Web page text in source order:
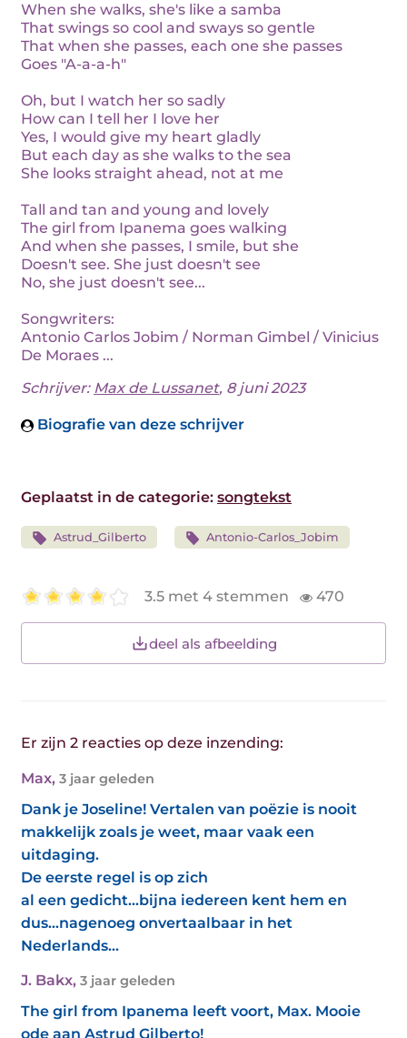
When she walks, she's like a samba
That swings so cool and sways so gentle
That when she passes, each one she passes
Goes "A-a-a-h"
Oh, but I watch her so sadly
How can I tell her I love her
Yes, I would give my heart gladly
But each day as she walks to the sea
She looks straight ahead, not at me
Tall and tan and young and lovely
The girl from Ipanema goes walking
And when she passes, I smile, but she
Doesn't see. She just doesn't see
No, she just doesn't see...
Songwriters:
Antonio Carlos Jobim / Norman Gimbel / Vinicius
De Moraes ...
Schrijver: Max de Lussanet, 8 juni 2023
Biografie van deze schrijver
Geplaatst in de categorie: songtekst
Astrud_Gilberto Antonio-Carlos_Jobim
3.5 met 4 stemmen 470
deel als afbeelding
Er zijn 2 reacties op deze inzending:
Max, 3 jaar geleden
Dank je Joseline! Vertalen van poëzie is nooit
makkelijk zoals je weet, maar vaak een
uitdaging.
De eerste regel is op zich
al een gedicht...bijna iedereen kent hem en
dus...nagenoeg onvertaalbaar in het
Nederlands...
J. Bakx, 3 jaar geleden
The girl from Ipanema leeft voort, Max. Mooie
ode aan Astrud Gilberto!